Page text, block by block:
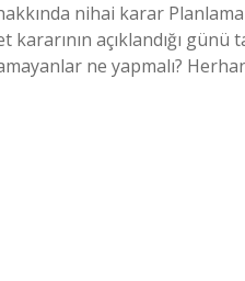
nihai karar
açıklandığı günü
ne yapmalı?